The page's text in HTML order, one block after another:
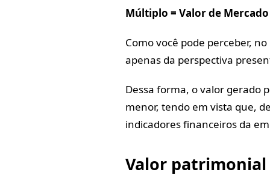
Múltiplo = Valor de
Como você pode perceber,
apenas da perspectiva
Dessa forma, o valor gerado
menor, tendo em vista que,
indicadores financeiros da
Valor patrimonial